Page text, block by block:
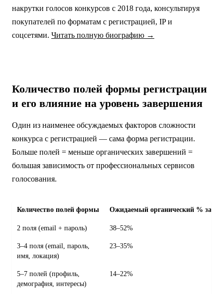
накрутки голосов конкурсов с 2018 года, консультируя
покупателей по форматам с регистрацией, IP и
соцсетями. Читать полную биографию →
Количество полей формы регистрации
и его влияние на уровень завершения
Один из наименее обсуждаемых факторов сложности
конкурса с регистрацией — сама форма регистрации.
Больше полей = меньше органических завершений =
большая зависимость от профессиональных сервисов
голосования.
Количество полей формы Ожидаемый органический %
2 поля (email + пароль) 38–52%
3–4 поля (email, пароль,
имя, локация)
23–35%
5–7 полей (профиль,
демография, интересы)
14–22%